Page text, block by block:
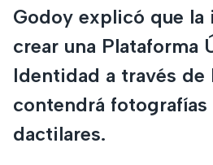
Godoy explicó que la
crear una Plataforma
Identidad a través de
contendrá fotografías
dactilares.